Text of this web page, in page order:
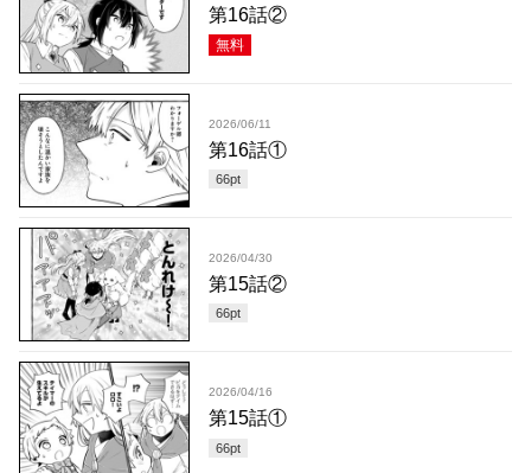
第16話②
無料
2026/06/11
第16話①
66pt
2026/04/30
第15話②
66pt
2026/04/16
第15話①
66pt